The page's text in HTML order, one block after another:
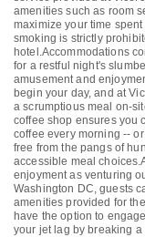
amenities such as room
maximize your time
smoking is strictly
hotel.Accommodations
for a restful night's
amusement and
begin your day, and at
a scrumptious meal on-
coffee shop ensures you
coffee every morning --
free from the pangs of
accessible meal
enjoyment as venturing
Washington DC, guests
amenities provided for
have the option to
your jet lag by breaking a